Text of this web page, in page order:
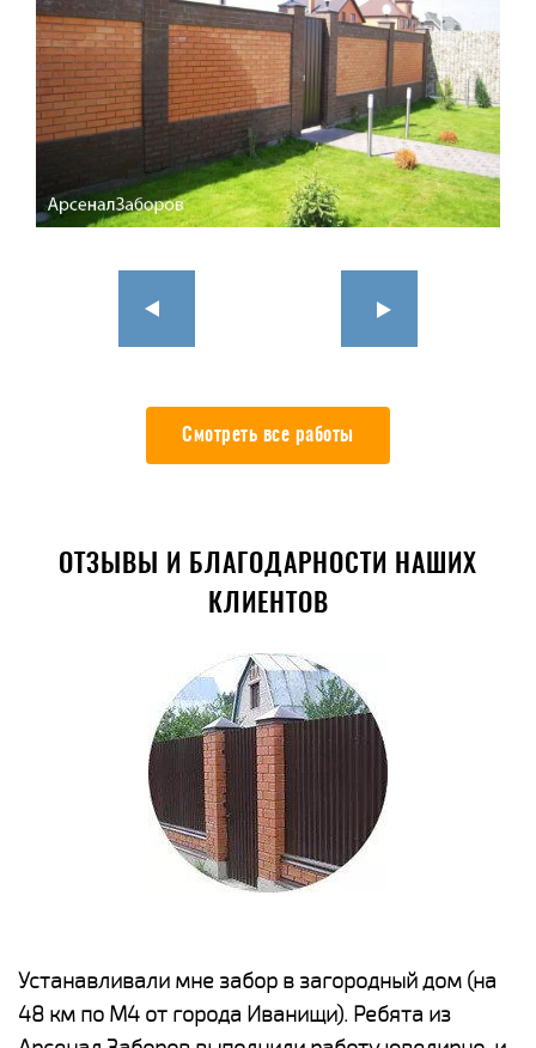
Смотреть все работы
ОТЗЫВЫ И БЛАГОДАРНОСТИ НАШИХ
КЛИЕНТОВ
Устанавливали мне забор в загородный дом (на
48 км по М4 от города Иванищи). Ребята из